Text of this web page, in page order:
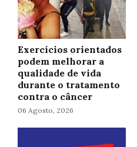
Exercícios orientados
podem melhorar a
qualidade de vida
durante o tratamento
contra o câncer
06 Agosto, 2026